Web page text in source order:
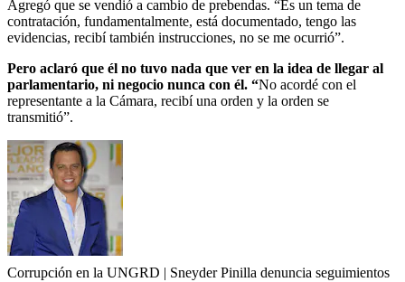
Agregó que se vendió a cambio de prebendas. “Es un tema de
contratación, fundamentalmente, está documentado, tengo las
evidencias, recibí también instrucciones, no se me ocurrió”.
Pero aclaró que él no tuvo nada que ver en la idea de llegar al
parlamentario, ni negocio nunca con él. “No acordé con el
representante a la Cámara, recibí una orden y la orden se
transmitió”.
Corrupción en la UNGRD | Sneyder Pinilla denuncia seguimientos